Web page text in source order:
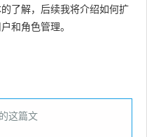
了解，后续我将介绍如何扩
和角色管理。
这篇文